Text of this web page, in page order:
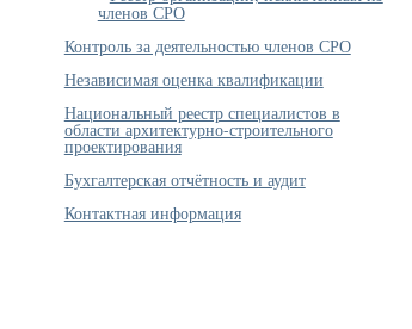
членов СРО
Контроль за деятельностью членов СРО
Независимая оценка квалификации
Национальный реестр специалистов в
области архитектурно-строительного
проектирования
Бухгалтерская отчётность и аудит
Контактная информация